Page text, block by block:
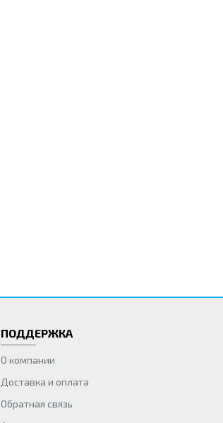
ПОДДЕРЖКА
О компании
Доставка и оплата
Обратная связь